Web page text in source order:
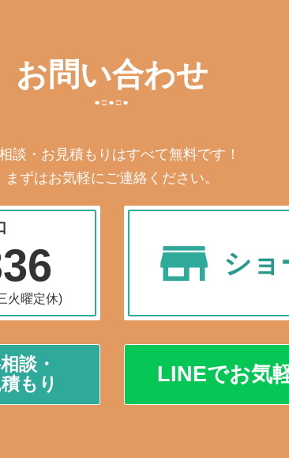
お問い合わせ
談・お見積もりはすべて無料です！
まずはお気軽にご連絡ください。
火曜定休)
ショ
談・
もり
LINEでお気